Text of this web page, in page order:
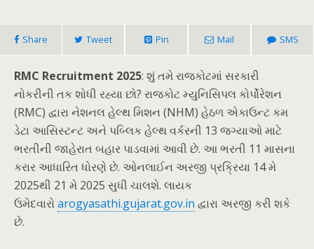
Share Tweet Pin Mail SMS
RMC Recruitment 2025: શું તમે રાજકોટમાં સરકારી
નોકરીની તક શોધી રહ્યા છો? રાજકોટ મ્યુનિસિપલ કોર્પોરેશન
(RMC) દ્વારા નેશનલ હેલ્થ મિશન (NHM) હેઠળ એકાઉન્ટ કમ
ડેટા આસિસ્ટન્ટ અને પબ્લિક હેલ્થ વર્કરની 13 જગ્યાઓ માટે
ભરતીની જાહેરાત બહાર પાડવામાં આવી છે. આ ભરતી 11 માસના
કરાર આધારિત ધોરણે છે. ઓનલાઈન અરજી પ્રક્રિયા 14 મે
2025થી 21 મે 2025 સુધી ચાલશે. લાયક
ઉમેદવારો arogyasathi.gujarat.gov.in દ્વારા અરજી કરી શકે
છે.